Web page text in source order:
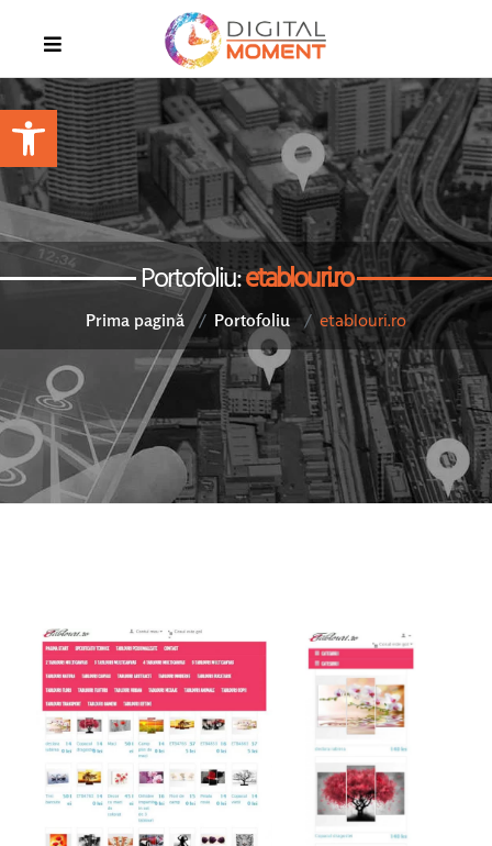
Portofoliu:etablouri.ro
Prima pagină Portofoliu etablouri.ro
Open toolbar